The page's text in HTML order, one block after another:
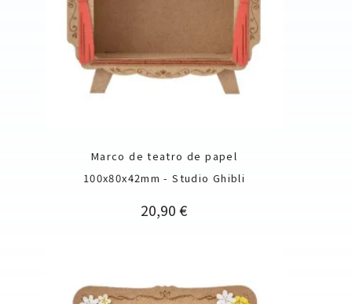
Marco de teatro de papel
100x80x42mm - Studio Ghibli
Precio
20,90 €